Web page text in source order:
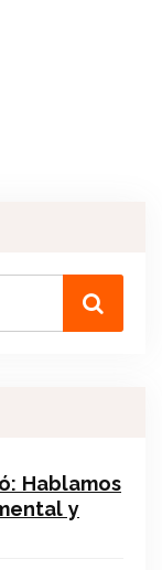
Hablamos
y